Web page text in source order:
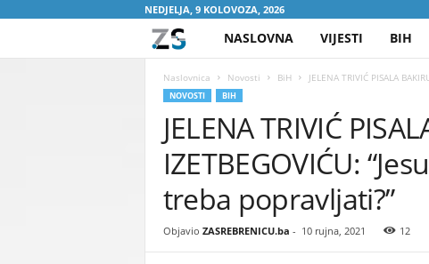
NEDJELJA, 9 KOLOVOZA, 2026
A
S
R
E
B
NASLOVNA VIJESTI BIH
Naslovnica Novosti BiH JELENA TRIVIĆ PISALA
NOVOSTI BIH
JELENA TRIVIĆ
IZETBEGOVIĆU:
treba popravljati?”
Objavio ZASREBRENICU.ba - 10 rujna, 2021 12